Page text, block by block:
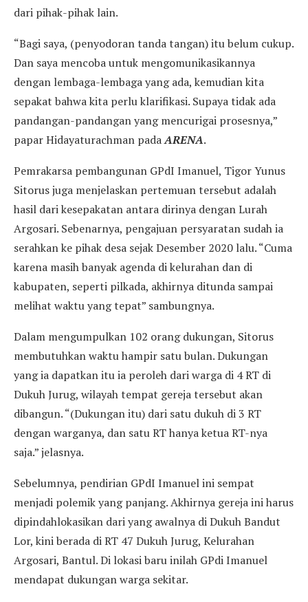
dari pihak-pihak lain.
“Bagi saya, (penyodoran tanda tangan) itu belum cukup.
Dan saya mencoba untuk mengomunikasikannya
dengan lembaga-lembaga yang ada, kemudian kita
sepakat bahwa kita perlu klarifikasi. Supaya tidak ada
pandangan-pandangan yang mencurigai prosesnya,”
papar Hidayaturachman padaARENA.
Pemrakarsa pembangunan GPdI Imanuel, Tigor Yunus
Sitorus juga menjelaskan pertemuan tersebut adalah
hasil dari kesepakatan antara dirinya dengan Lurah
Argosari. Sebenarnya, pengajuan persyaratan sudah ia
serahkan ke pihak desa sejak Desember 2020 lalu. “Cuma
karena masih banyak agenda di kelurahan dan di
kabupaten, seperti pilkada, akhirnya ditunda sampai
melihat waktu yang tepat” sambungnya.
Dalam mengumpulkan 102 orang dukungan, Sitorus
membutuhkan waktu hampir satu bulan. Dukungan
yang ia dapatkan itu ia peroleh dari warga di 4 RT di
Dukuh Jurug, wilayah tempat gereja tersebut akan
dibangun. “(Dukungan itu) dari satu dukuh di 3 RT
dengan warganya, dan satu RT hanya ketua RT-nya
saja.” jelasnya.
Sebelumnya, pendirian GPdI Imanuel ini sempat
menjadi polemik yang panjang. Akhirnya gereja ini harus
dipindahlokasikan dari yang awalnya di Dukuh Bandut
Lor, kini berada di RT 47 Dukuh Jurug, Kelurahan
Argosari, Bantul. Di lokasi baru inilah GPdi Imanuel
mendapat dukungan warga sekitar.